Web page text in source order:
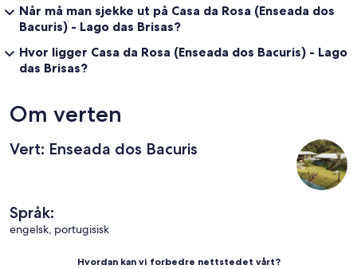
Når må man sjekke ut på Casa da Rosa (Enseada dos
Bacuris) - Lago das Brisas?
Hvor ligger Casa da Rosa (Enseada dos Bacuris) - Lago
das Brisas?
Om verten
Vert: Enseada dos Bacuris
Språk:
engelsk, portugisisk
Hvordan kan vi forbedre nettstedet vårt?